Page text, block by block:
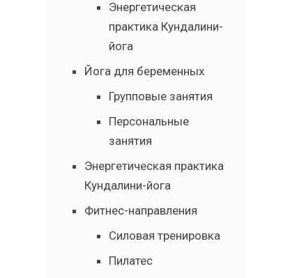
Энергетическая
практика Кундалини-
йога
Йога для беременных
Групповые занятия
Персональные
занятия
Энергетическая практика
Кундалини-йога
Фитнес-направления
Силовая тренировка
Пилатес